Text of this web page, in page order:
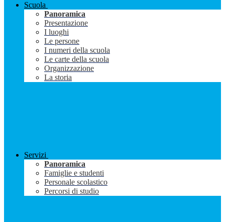
Scuola
Panoramica
Presentazione
I luoghi
Le persone
I numeri della scuola
Le carte della scuola
Organizzazione
La storia
Servizi
Panoramica
Famiglie e studenti
Personale scolastico
Percorsi di studio